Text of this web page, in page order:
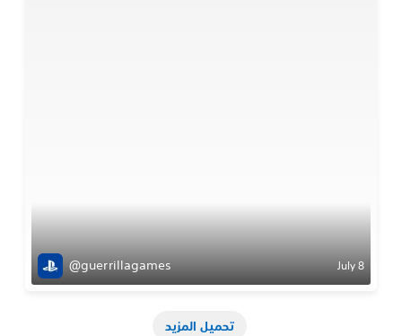
@guerrillagames July 8
تحميل المزيد